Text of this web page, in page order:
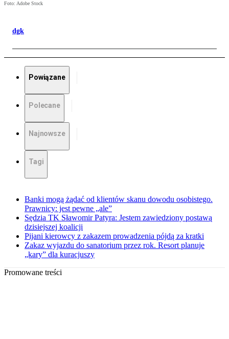
Foto: Adobe Stock
dgk
Powiązane
Polecane
Najnowsze
Tagi
Banki mogą żądać od klientów skanu dowodu osobistego.
Prawnicy: jest pewne „ale”
Sędzia TK Sławomir Patyra: Jestem zawiedziony postawą
dzisiejszej koalicji
Pijani kierowcy z zakazem prowadzenia pójdą za kratki
Zakaz wyjazdu do sanatorium przez rok. Resort planuje
„kary” dla kuracjuszy
Promowane treści